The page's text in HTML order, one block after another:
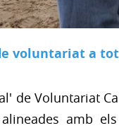
voluntariat a
de Voluntariat
amb els